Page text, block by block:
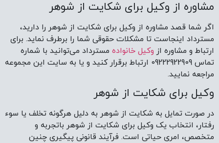
مشاوره از وکیل برای شکایت از شوهر
اگر شما قصد مشاوره از وکیل برای شکایت از شوهر را دارید،
مسترداد اینجاست تا مشکلات حقوقی شما را برطرف نماید. برای
ارتباط و مشاوره از وکیل خانواده مسترداد می‌توانید با شماره
تماس 09222922909 ارتباط برقرار کنید و یا به سایت این مجموعه
مراجعه نمایید.
وکیل برای شکایت از شوهر
در صورت تمایل به شکایت از شوهر به دلیل هرگونه تخلف یا سوء
رفتار، انتخاب یک وکیل برای شکایت از شوهر باتجربه و
متخصص، امری حیاتی است. فرآیند قانونی پیگیری چنین